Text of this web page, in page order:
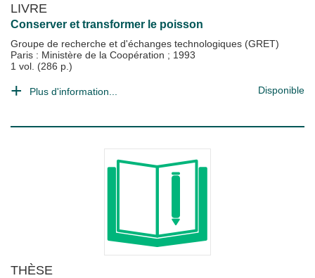
LIVRE
Conserver et transformer le poisson
Groupe de recherche et d'échanges technologiques (GRET)
Paris : Ministère de la Coopération ; 1993
1 vol. (286 p.)
Plus d'information... Disponible
THÈSE